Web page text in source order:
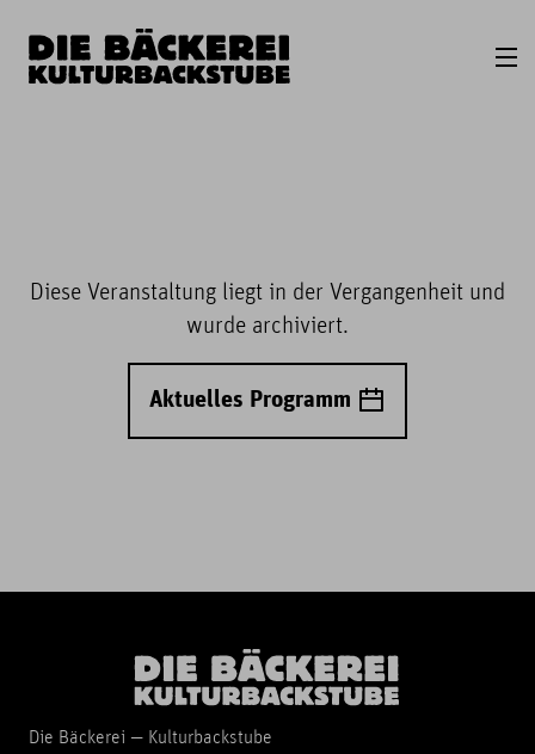
Diese Veranstaltung liegt in der Vergangenheit und
wurde archiviert.
Aktuelles Programm
Die Bäckerei — Kulturbackstube